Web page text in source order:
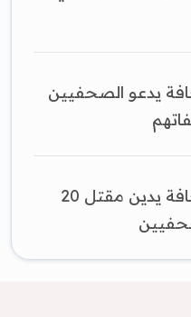
يدعو الصحفيين
المركز القطري للصحافة يدين مقتل 20